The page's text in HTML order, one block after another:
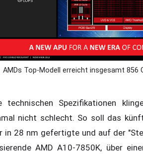
offiziell vorgestellt;
on-Berichte werden für die
hat AMDs-Flaggschiff zu bieten?
AMDs Top-Modell erreicht insgesamt 856
technischen Spezifikationen
nicht schlecht. So soll das
in 28 nm gefertigte und auf der
AMD A10-7850K, über